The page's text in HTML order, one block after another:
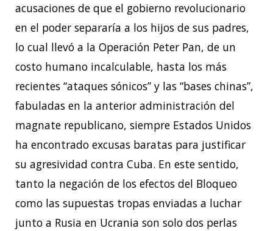
acusaciones de que el gobierno revolucionario
en el poder separaría a los hijos de sus padres,
lo cual llevó a la Operación Peter Pan, de un
costo humano incalculable, hasta los más
recientes “ataques sónicos” y las “bases chinas”,
fabuladas en la anterior administración del
magnate republicano, siempre Estados Unidos
ha encontrado excusas baratas para justificar
su agresividad contra Cuba. En este sentido,
tanto la negación de los efectos del Bloqueo
como las supuestas tropas enviadas a luchar
junto a Rusia en Ucrania son solo dos perlas